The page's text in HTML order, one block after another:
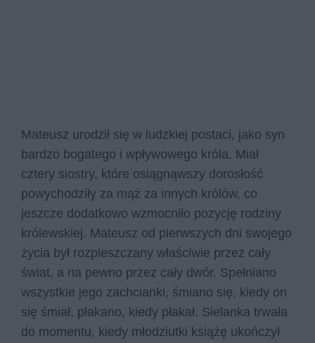
Mateusz urodził się w ludzkiej postaci, jako syn
bardzo bogatego i wpływowego króla. Miał
cztery siostry, które osiągnąwszy dorosłość
powychodziły za mąż za innych królów, co
jeszcze dodatkowo wzmocniło pozycję rodziny
królewskiej. Mateusz od pierwszych dni swojego
życia był rozpieszczany właściwie przez cały
świat, a na pewno przez cały dwór. Spełniano
wszystkie jego zachcianki, śmiano się, kiedy on
się śmiał, płakano, kiedy płakał. Sielanka trwała
do momentu, kiedy młodziutki książę ukończył